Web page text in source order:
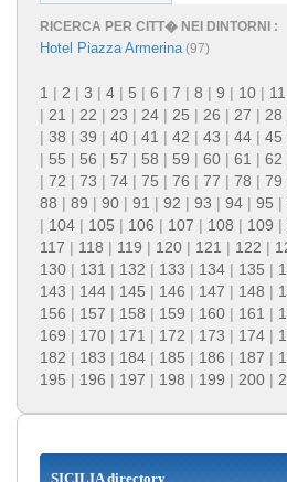
RICERCA PER CITT� NEI DINTORNI :
Hotel Piazza Armerina(97)
1 | 2 | 3 | 4 | 5 | 6 | 7 | 8 | 9 | 10 | 11
| 21 | 22 | 23 | 24 | 25 | 26 | 27 | 28
| 38 | 39 | 40 | 41 | 42 | 43 | 44 | 45
| 55 | 56 | 57 | 58 | 59 | 60 | 61 | 62
| 72 | 73 | 74 | 75 | 76 | 77 | 78 | 79
88 | 89 | 90 | 91 | 92 | 93 | 94 | 95 |
| 104 | 105 | 106 | 107 | 108 | 109 |
117 | 118 | 119 | 120 | 121 | 122 |
130 | 131 | 132 | 133 | 134 | 135 |
143 | 144 | 145 | 146 | 147 | 148 |
156 | 157 | 158 | 159 | 160 | 161 |
169 | 170 | 171 | 172 | 173 | 174 |
182 | 183 | 184 | 185 | 186 | 187 |
195 | 196 | 197 | 198 | 199 | 200 |
SICILIA directory